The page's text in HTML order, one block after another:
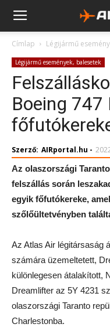
Címlap Légijármű
Légijármű események, balesetek
Boeing
Szerző: AIRportal.hu -
Az olaszországi
felszállás során
egyik főfutókereke,
szőlőültetvényben
Az Atlas Air légitársaság
számára üzemeltetett,
különlegesen átalakított,
Dreamlifter az 5Y 4231
olaszországi Taranto
Charlestonba.